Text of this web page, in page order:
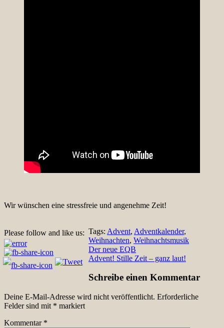
Wir wünschen eine stressfreie und angenehme Zeit!
Please follow and like us: Tags: Advent, Adventkalender,
Weihnachten, Weihnachtsmusik
BeitragsnavigationDer neue EQB
Advent! Stille Zeit – ganz laut!
Schreibe einen Kommentar
Deine E-Mail-Adresse wird nicht veröffentlicht. Erforderliche
Felder sind mit * markiert
Kommentar *